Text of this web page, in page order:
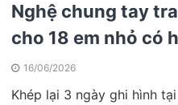
Nghệ chung tay
cho 18 em nhỏ có
16/06/2026
Khép lại 3 ngày ghi hình